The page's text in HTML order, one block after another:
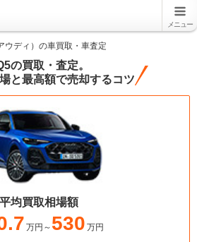
メニュー
ウディ）の車買取・車査定
の買取・査定。
と最高額で売却するコツ
平均買取相場額
万円～ 530 万円